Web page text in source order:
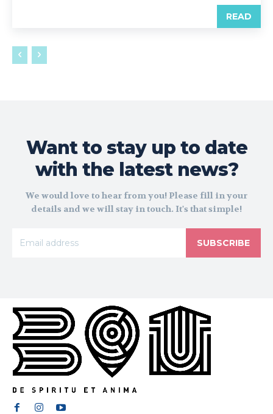
READ
Want to stay up to date
with the latest news?
We would love to hear from you! Please fill in your
details and we will stay in touch. It's that simple!
SUBSCRIBE